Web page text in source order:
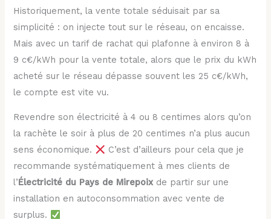
Historiquement, la vente totale séduisait par sa
simplicité : on injecte tout sur le réseau, on encaisse.
Mais avec un tarif de rachat qui plafonne à environ 8 à
9 c€/kWh pour la vente totale, alors que le prix du kWh
acheté sur le réseau dépasse souvent les 25 c€/kWh,
le compte est vite vu.
Revendre son électricité à 4 ou 8 centimes alors qu’on
la rachète le soir à plus de 20 centimes n’a plus aucun
sens économique.
C’est d’ailleurs pour cela que je
recommande systématiquement à mes clients de
l’Électricité du Pays de Mirepoixde partir sur une
installation en autoconsommation avec vente de
surplus.